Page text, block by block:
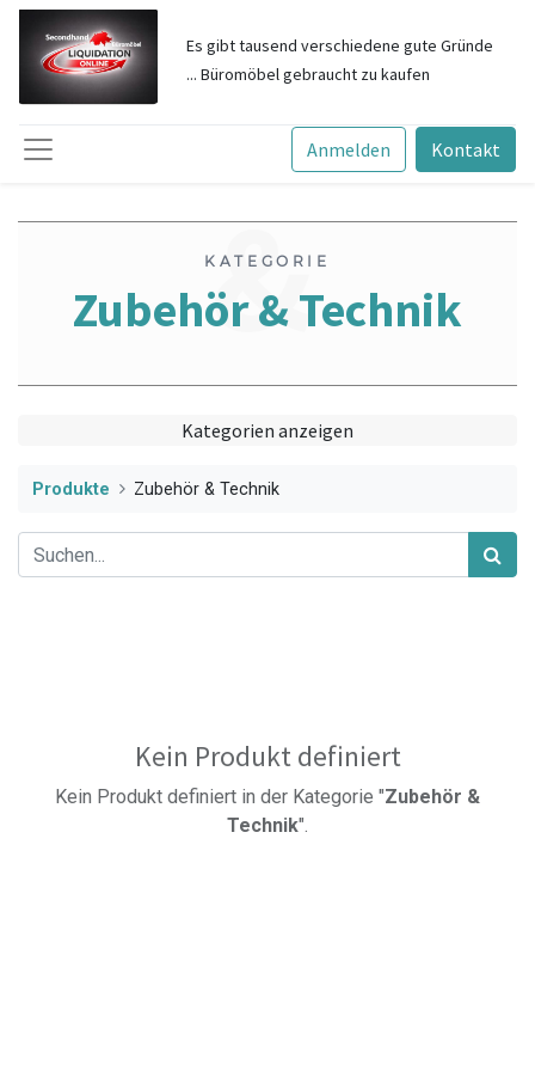
Es gibt tausend verschiedene gute Gründe
... Büromöbel gebraucht zu kaufen
Anmelden Kontakt
KATEGORIE
​Zubehör & Technik
&
Kategorien anzeigen
Produkte ​Zubehör & Technik
Kein Produkt definiert
Kein Produkt definiert in der Kategorie "​Zubehör &
Technik".